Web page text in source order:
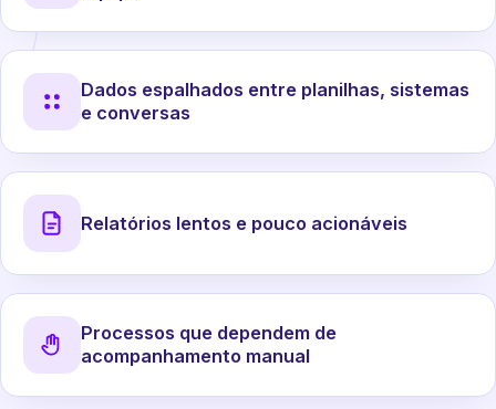
Dados espalhados entre planilhas, sistemas
e conversas
Relatórios lentos e pouco acionáveis
Processos que dependem de
acompanhamento manual